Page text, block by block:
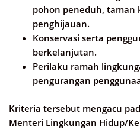
pohon peneduh, taman
penghijauan.
Konservasi serta
berkelanjutan.
Perilaku ramah
pengurangan
Kriteria tersebut mengacu
Menteri Lingkungan Hidup/